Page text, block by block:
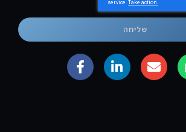
שליחה